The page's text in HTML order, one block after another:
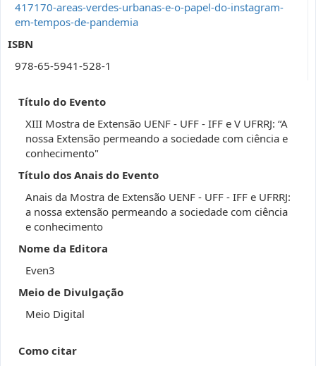
417170-areas-verdes-urbanas-e-o-papel-do-instagram-
em-tempos-de-pandemia
ISBN
978-65-5941-528-1
Título do Evento
XIII Mostra de Extensão UENF - UFF - IFF e V UFRRJ: “A
nossa Extensão permeando a sociedade com ciência e
conhecimento"
Título dos Anais do Evento
Anais da Mostra de Extensão UENF - UFF - IFF e UFRRJ:
a nossa extensão permeando a sociedade com ciência
e conhecimento
Nome da Editora
Even3
Meio de Divulgação
Meio Digital
Como citar